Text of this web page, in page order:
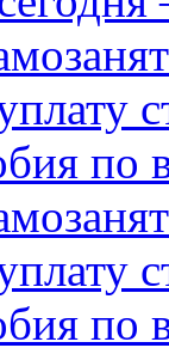
по
по